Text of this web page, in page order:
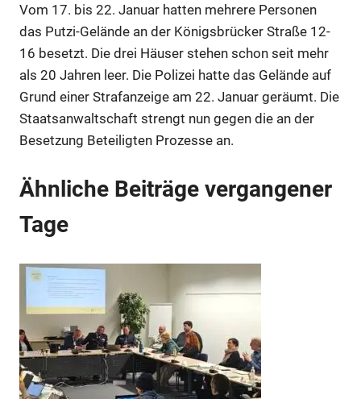
Vom 17. bis 22. Januar hatten mehrere Personen
das Putzi-Gelände an der Königsbrücker Straße 12-
16 besetzt. Die drei Häuser stehen schon seit mehr
als 20 Jahren leer. Die Polizei hatte das Gelände auf
Grund einer Strafanzeige am 22. Januar geräumt. Die
Staatsanwaltschaft strengt nun gegen die an der
Besetzung Beteiligten Prozesse an.
Ähnliche Beiträge vergangener
Tage